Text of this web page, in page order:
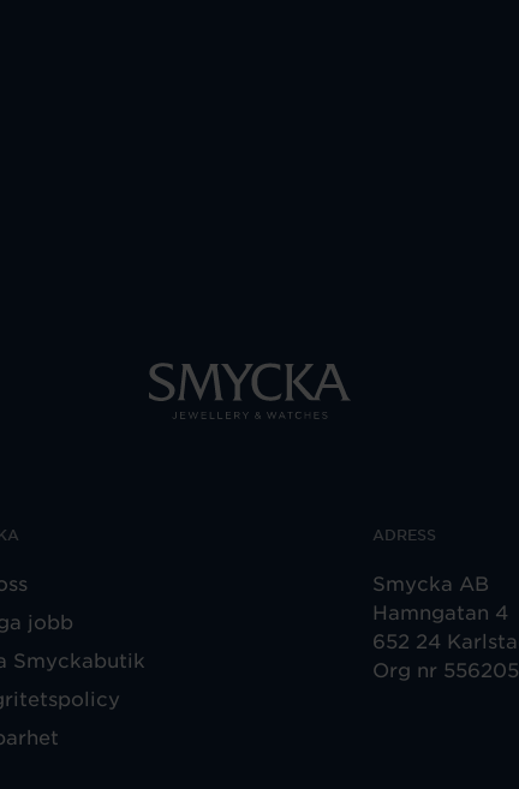
jobb
Smyckabutik
ADRESS
Smycka AB
Hamngatan 4
652 24
Org nr